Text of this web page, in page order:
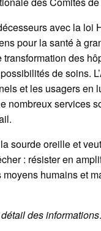
avec la loi
pour la santé à
transformation des
de soins.
et les usagers en
nombreux services
sourde oreille et
: résister en
humains et
des informations.